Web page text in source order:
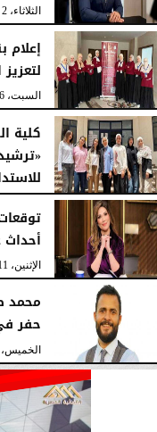
الثلاثاء، 2 يونيو 2026
إعلام
السبت، 16 مايو 2026
كلية
السبت، 16 مايو 2026 02:33 صـ
الإثنين، 11 مايو 2026
محمد
حفر
الخميس، 30 أبريل 2026